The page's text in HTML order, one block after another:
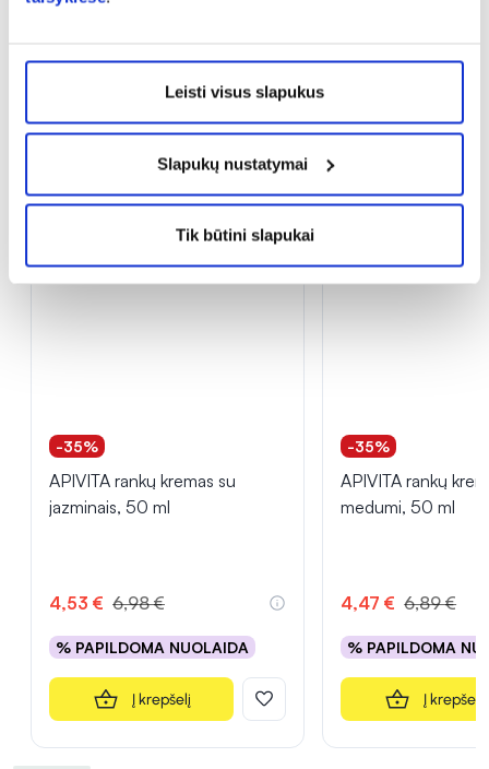
Leisti visus slapukus
Slapukų nustatymai
Tik būtini slapukai
vitaminais A, C bei E, kurie pasižymi
antioksidaciniu poveikiu odai, neleidžia rastis
pigmentinėms dėmėms.
-35%
APIVITA rankų kremas su
jazminais, 50 ml
4,53 € 6,98 €
% PAPILDOMA NUOLAIDA
Į krepšelį
-35%
APIVITA rankų
medumi, 50 ml
4,47 € 6,89 €
% PAPILDOMA
Į krepšelį